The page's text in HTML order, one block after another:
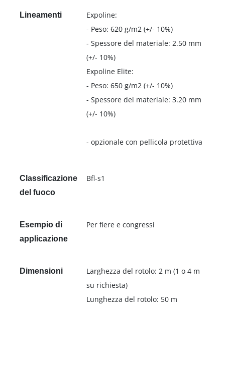
Lineamenti
Expoline:
- Peso: 620 g/m2 (+/- 10%)
- Spessore del materiale: 2.50 mm
(+/- 10%)
Expoline Elite:
- Peso: 650 g/m2 (+/- 10%)
- Spessore del materiale: 3.20 mm
(+/- 10%)
- opzionale con pellicola protettiva
Classificazione
del fuoco
Bfl-s1
Esempio di
applicazione
Per fiere e congressi
Dimensioni
Larghezza del rotolo: 2 m (1 o 4 m
su richiesta)
Lunghezza del rotolo: 50 m